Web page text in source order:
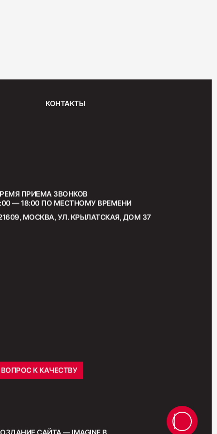
КОНТАКТЫ
ПРИЕМА ЗВОНКОВ
— 18:00 ПО МЕСТНОМУ ВРЕМЕНИ
МОСКВА, УЛ. КРЫЛАТСКАЯ, ДОМ 37
ВОПРОС К КАЧЕСТВУ
САЙТА — IMAGINE B